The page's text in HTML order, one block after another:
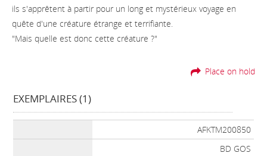
ils s'apprêtent à partir pour un long et mystérieux voyage en
quête d'une créature étrange et terrifiante.
"Mais quelle est donc cette créature ?"
Place on hold
EXEMPLAIRES (1)
AFKTM200850
BD GOS